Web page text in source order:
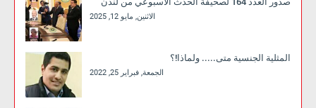
الاثنين, مايو 12, 2025
المثلية الجنسية متى..... ولماذا!؟
الجمعة, فبراير 25, 2022